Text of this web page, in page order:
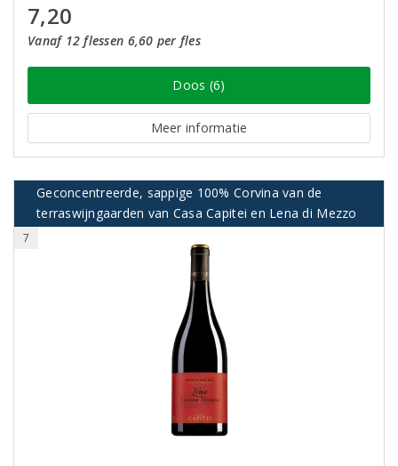
7,20
Vanaf 12 flessen 6,60 per fles
Doos (6)
Meer informatie
Geconcentreerde, sappige 100% Corvina van de
terraswijngaarden van Casa Capitei en Lena di Mezzo
7